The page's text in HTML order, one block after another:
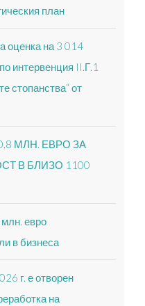
план
оценка на 3 014
интервенция II.Г.1
стопанства“ от
МЛН. ЕВРО ЗА
В БЛИЗО 1100
евро
в бизнеса
г. е отворен
на